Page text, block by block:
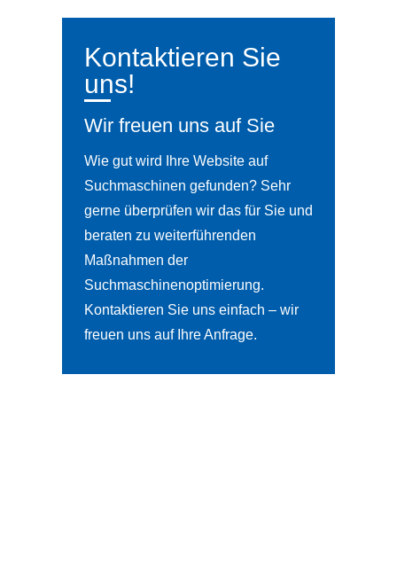
Kontaktieren Sie
uns!
Wir freuen uns auf Sie
Wie gut wird Ihre Website auf
Suchmaschinen gefunden? Sehr
gerne überprüfen wir das für Sie und
beraten zu weiterführenden
Maßnahmen der
Suchmaschinenoptimierung.
Kontaktieren Sie uns einfach – wir
freuen uns auf Ihre Anfrage.